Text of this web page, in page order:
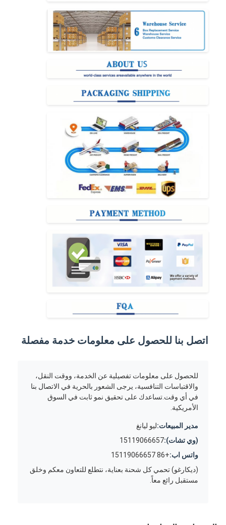
اتصل بنا للحصول على معلومات خدمة مفصلة
للحصول على معلومات تفصيلية عن الخدمة، ووقت النقل،
والاقتباسات التنافسية، يرجى الشعور بالحرية في الاتصال بنا
في أي وقت.تساعدك على تحقيق نمو ثابت في السوق
الأمريكية.
مدير المبيعات:ليو ليانغ
(وي تشات):15119066657
واتس اب:+86 15119066657
(ديكارغو) تحمي كل شحنة بعناية، نتطلع للتعاون معكم وخلق
مستقبل رائع معاً.